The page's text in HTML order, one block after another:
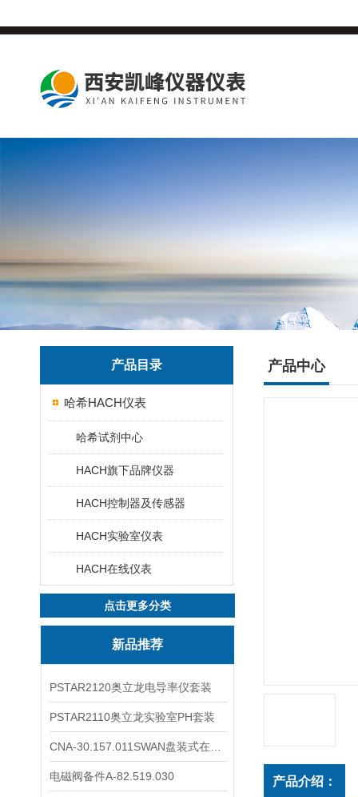
产品目录
哈希HACH仪表
哈希试剂中心
HACH旗下品牌仪器
HACH控制器及传感器
HACH实验室仪表
HACH在线仪表
点击更多分类
新品推荐
PSTAR2120奥立龙电导率仪套装
PSTAR2110奥立龙实验室PH套装
电磁阀备件A-82.519.030
产品中心
产品介绍：